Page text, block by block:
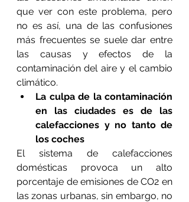
que ver con este problema, pero
no es así, una de las confusiones
más frecuentes se suele dar entre
las causas y efectos de la
contaminación del aire y el cambio
climático.
La culpa de la contaminación
en las ciudades es de las
calefacciones y no tanto de
los coches
El sistema de calefacciones
domésticas provoca un alto
porcentaje de emisiones de CO2 en
las zonas urbanas, sin embargo, no